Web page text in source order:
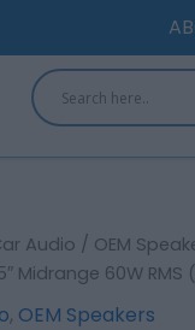
Audio / OEM
Midrange 60W RMS
, OEM Speakers